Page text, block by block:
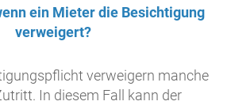
ein Mieter die Besichtigung
verweigert?
verweigern manche
In diesem Fall kann der